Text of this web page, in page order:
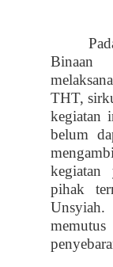
THT,
kegiatan
belum
kegiatan
pihak